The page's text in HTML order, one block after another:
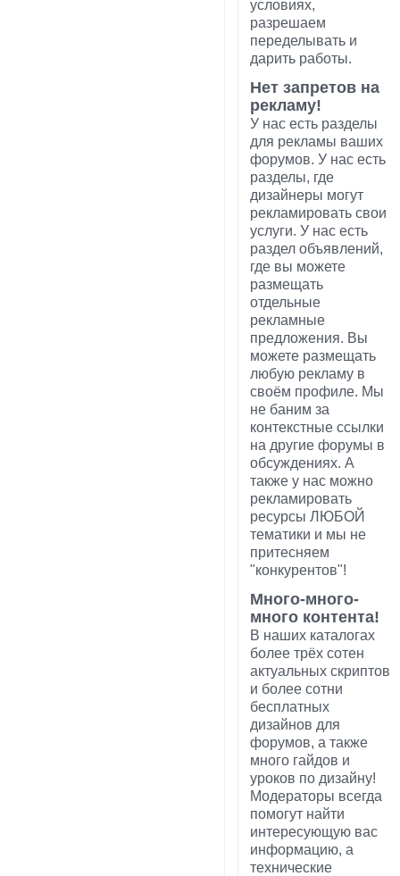
условиях,
разрешаем
переделывать и
дарить работы.
Нет запретов на
рекламу!
У нас есть разделы
для рекламы ваших
форумов. У нас есть
разделы, где
дизайнеры могут
рекламировать свои
услуги. У нас есть
раздел объявлений,
где вы можете
размещать
отдельные
рекламные
предложения. Вы
можете размещать
любую рекламу в
своём профиле. Мы
не баним за
контекстные ссылки
на другие форумы в
обсуждениях. А
также у нас можно
рекламировать
ресурсы ЛЮБОЙ
тематики и мы не
притесняем
"конкурентов"!
Много-много-
много контента!
В наших каталогах
более трёх сотен
актуальных скриптов
и более сотни
бесплатных
дизайнов для
форумов, а также
много гайдов и
уроков по дизайну!
Модераторы всегда
помогут найти
интересующую вас
информацию, а
технические